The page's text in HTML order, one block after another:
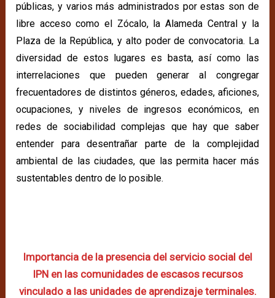
públicas, y varios más administrados por estas son de
libre acceso como el Zócalo, la Alameda Central y la
Plaza de la República, y alto poder de convocatoria. La
diversidad de estos lugares es basta, así como las
interrelaciones que pueden generar al congregar
frecuentadores de distintos géneros, edades, aficiones,
ocupaciones, y niveles de ingresos económicos, en
redes de sociabilidad complejas que hay que saber
entender para desentrañar parte de la complejidad
ambiental de las ciudades, que las permita hacer más
sustentables dentro de lo posible.
Importancia de la presencia del servicio social del
IPN en las comunidades de escasos recursos
vinculado a las unidades de aprendizaje terminales.